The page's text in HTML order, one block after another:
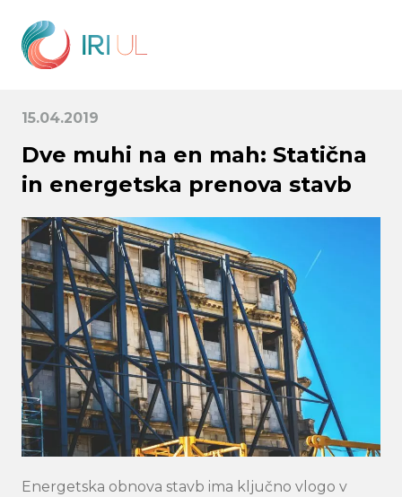
15.04.2019
Dve muhi na en mah: Statična
in energetska prenova stavb
Energetska obnova stavb ima ključno vlogo v